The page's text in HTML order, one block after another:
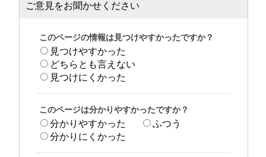
ご意見をお聞かせください
このページの情報は見つけやすかったですか？
見つけやすかった
どちらとも言えない
見つけにくかった
このページは分かりやすかったですか？
分かりやすかった
ふつう
分かりにくかった